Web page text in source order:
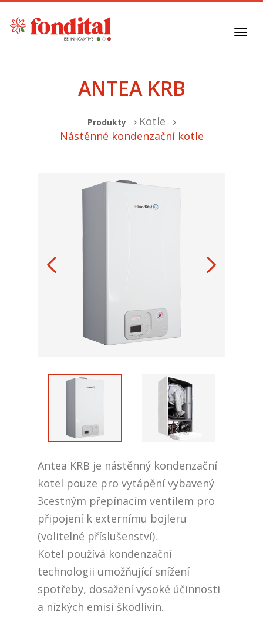
ANTEA KRB
Produkty
Kotle
Nástěnné kondenzační kotle
Antea KRB je nástěnný kondenzační
kotel pouze pro vytápění vybavený
3cestným přepínacím ventilem pro
připojení k externímu bojleru
(volitelné příslušenství).
Kotel používá kondenzační
technologii umožňující snížení
spotřeby, dosažení vysoké účinnosti
a nízkých emisí škodlivin.